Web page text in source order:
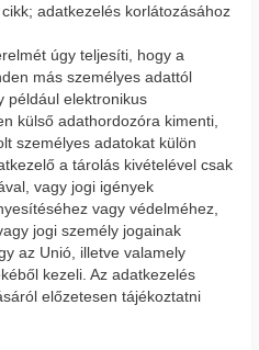
adatkezelés korlátozásához
úgy teljesíti, hogy a
más személyes adattól
például elektronikus
külső adathordozóra kimenti,
személyes adatokat külön
a tárolás kivételével csak
vagy jogi igények
vagy védelméhez,
jogi személy jogainak
az Unió, illetve valamely
kezeli. Az adatkezelés
előzetesen tájékoztatni